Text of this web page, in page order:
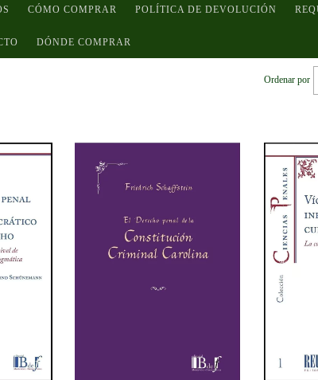
CÓMO COMPRAR POLÍTICA DE DEVOLUCIÓN
DÓNDE COMPRAR
Ordenar por